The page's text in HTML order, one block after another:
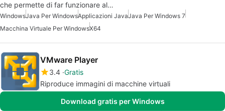
che permette di far funzionare al…
WindowsJava Per WindowsApplicazioni JavaJava Per Windows 7
Macchina Virtuale Per WindowsX64
VMware Player
3.4 Gratis
Riproduce immagini di macchine virtuali
Download gratis per Windows